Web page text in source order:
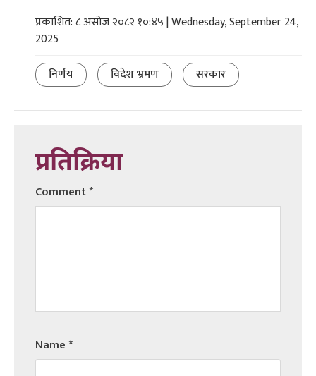
प्रकाशित: ८ असोज २०८२ १०:४५ | Wednesday, September 24,
2025
निर्णय
विदेश भ्रमण सरकार
प्रतिक्रिया
Comment*
Name*